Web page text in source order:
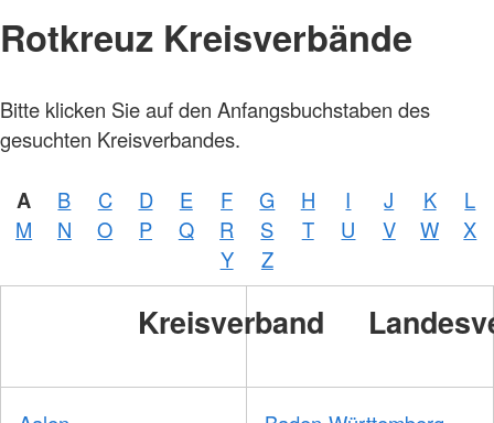
Rotkreuz Kreisverbände
Bitte klicken Sie auf den Anfangsbuchstaben des
gesuchten Kreisverbandes.
A B C D E F G H I J K
L
M
N O P Q R S T U V W
X
Y
Z
Kreisverband